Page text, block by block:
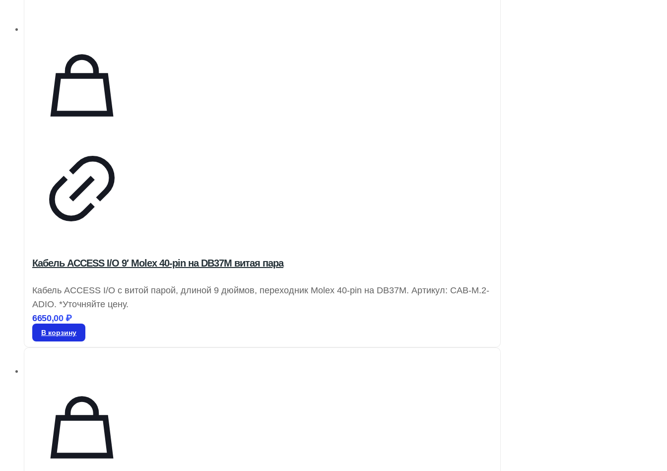
Кабель ACCESS I/O 9′ Molex 40-pin на DB37M витая пара
Кабель ACCESS I/O с витой парой, длиной 9 дюймов, переходник Molex 40-pin на DB37M. Артикул: CAB-M.2-
ADIO. *Уточняйте цену.
6650,00₽
В корзину